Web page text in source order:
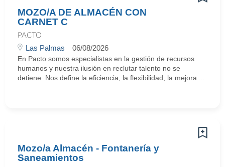
MOZO/A DE ALMACÉN CON
CARNET C
PACTO
Las Palmas 06/08/2026
En Pacto somos especialistas en la gestión de recursos
humanos y nuestra ilusión en reclutar talento no se
detiene. Nos define la eficiencia, la flexibilidad, la mejora ...
Mozo/a Almacén - Fontanería y
Saneamientos